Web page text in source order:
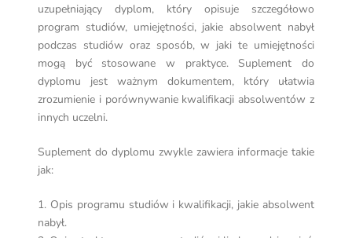
uzupełniający dyplom, który opisuje szczegółowo
program studiów, umiejętności, jakie absolwent nabył
podczas studiów oraz sposób, w jaki te umiejętności
mogą być stosowane w praktyce. Suplement do
dyplomu jest ważnym dokumentem, który ułatwia
zrozumienie i porównywanie kwalifikacji absolwentów z
innych uczelni.
Suplement do dyplomu zwykle zawiera informacje takie
jak:
1. Opis programu studiów i kwalifikacji, jakie absolwent
nabył.